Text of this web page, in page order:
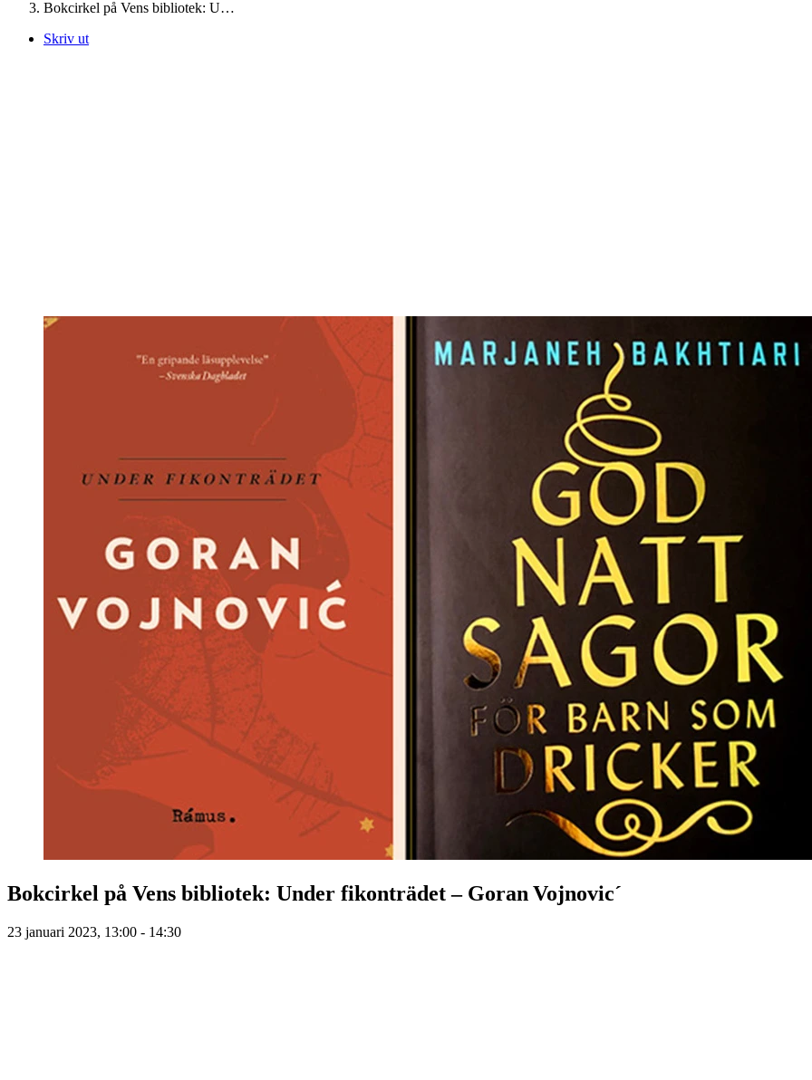
Bokcirkel på Vens bibliotek: U…
Skriv ut
Bokcirkel på Vens bibliotek: Under fikonträdet – Goran Vojnovic´
23 januari 2023, 13:00 - 14:30